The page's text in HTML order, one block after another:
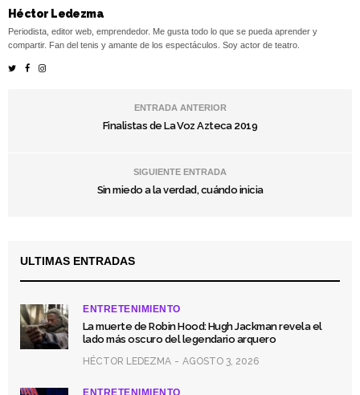
Héctor Ledezma
Periodista, editor web, emprendedor. Me gusta todo lo que se pueda aprender y
compartir. Fan del tenis y amante de los espectáculos. Soy actor de teatro.
ENTRADA ANTERIOR
Finalistas de La Voz Azteca 2019
SIGUIENTE ENTRADA
Sin miedo a la verdad, cuándo inicia
ULTIMAS ENTRADAS
ENTRETENIMIENTO
La muerte de Robin Hood: Hugh Jackman revela el
lado más oscuro del legendario arquero
HÉCTOR LEDEZMA AGOSTO 3, 2026
ENTRETENIMIENTO